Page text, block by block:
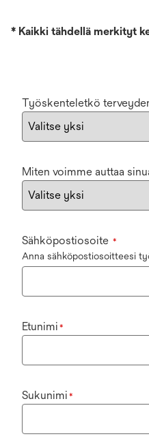
* Kaikki tähdellä merkityt
Työskenteletkö
Miten voimme auttaa
Sähköpostiosoite *
Anna sähköpostiosoitteesi
Etunimi *
Sukunimi *